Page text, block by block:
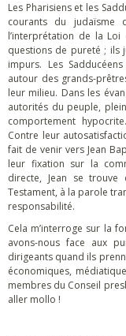
Les Pharisiens et les
courants du judaïsme
l’interprétation de la
questions de pureté ; ils
impurs. Les
autour des grands-
leur milieu. Dans les
autorités du peuple,
comportement
Contre leur
fait de venir vers Jean
leur fixation sur la
directe, Jean se trouve
Testament, à la parole
responsabilité.
Cela m’interroge sur la
avons-nous face aux
dirigeants quand ils
économiques,
membres du Conseil
aller mollo !